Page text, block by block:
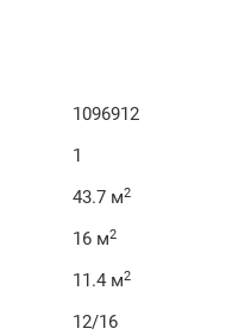
1096912
1
43.7 м2
16 м2
11.4 м2
12/16